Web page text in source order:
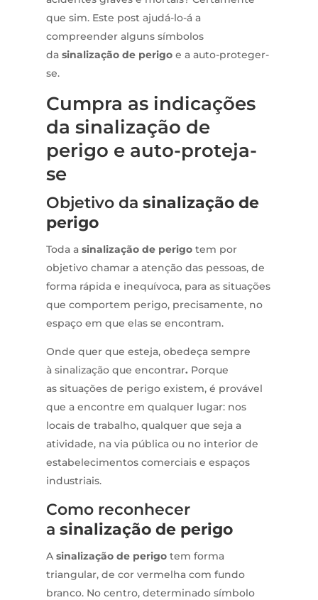
que sim. Este post ajudá-lo-á a
compreender alguns símbolos
da sinalização de perigoe a auto-proteger-
se.
Cumpra as indicações
da sinalização de
perigo e auto-proteja-
se
Objetivo da sinalização de
perigo
Toda a sinalização de perigo tem por
objetivo chamar a atenção das pessoas, de
forma rápida e inequívoca, para as situações
que comportem perigo, precisamente, no
espaço em que elas se encontram.
Onde quer que esteja, obedeça sempre
à sinalização que encontrar. Porque
as situações de perigo existem, é provável
que a encontre em qualquer lugar: nos
locais de trabalho, qualquer que seja a
atividade, na via pública ou no interior de
estabelecimentos comerciais e espaços
industriais.
Como reconhecer
a sinalização de perigo
A sinalização de perigo tem forma
triangular, de cor vermelha com fundo
branco. No centro, determinado símbolo